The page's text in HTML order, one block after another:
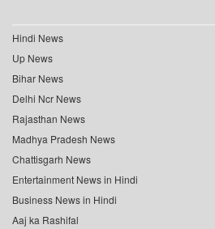
Hindi News
Up News
Bihar News
Delhi Ncr News
Rajasthan News
Madhya Pradesh News
Chattisgarh News
Entertainment News in Hindi
Business News in Hindi
Aaj ka Rashifal